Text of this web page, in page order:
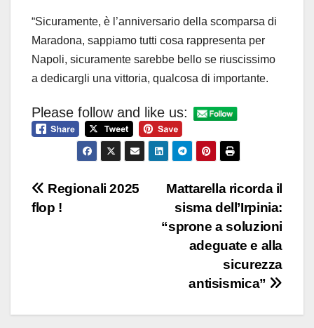
“Sicuramente, è l’anniversario della scomparsa di
Maradona, sappiamo tutti cosa rappresenta per
Napoli, sicuramente sarebbe bello se riuscissimo
a dedicargli una vittoria, qualcosa di importante.
Please follow and like us:
Navigazione
articoli
Mattarella ricorda il
sisma dell’Irpinia:
“sprone a soluzioni
adeguate e alla
sicurezza
antisismica”
Regionali 2025
flop !